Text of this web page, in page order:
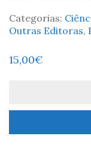
Categorias:
Outras Editoras,
15,00€
A
do